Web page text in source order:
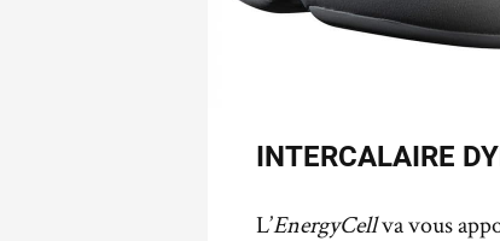
INTERCALAIRE
L’EnergyCellva vous